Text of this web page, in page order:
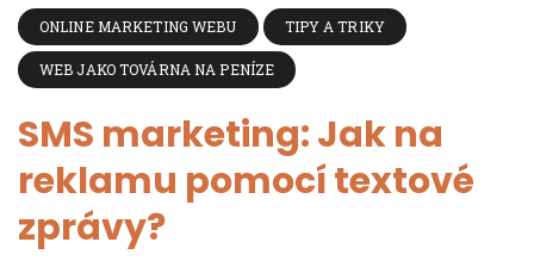
ONLINE MARKETING WEBU TIPY A TRIKY
WEB JAKO TOVÁRNA NA PENÍZE
SMS marketing: Jak na
reklamu pomocí textové
zprávy?